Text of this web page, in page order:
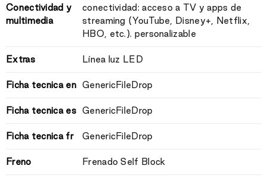
Conectividad y
multimedia
conectividad: acceso a TV y apps de
streaming (YouTube, Disney+, Netflix,
HBO, etc.). personalizable
Extras Línea luz LED
Ficha tecnica en GenericFileDrop
Ficha tecnica es GenericFileDrop
Ficha tecnica fr GenericFileDrop
Freno Frenado Self Block